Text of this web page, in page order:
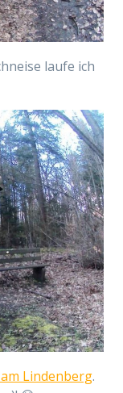
laufe ich
Lindenberg.